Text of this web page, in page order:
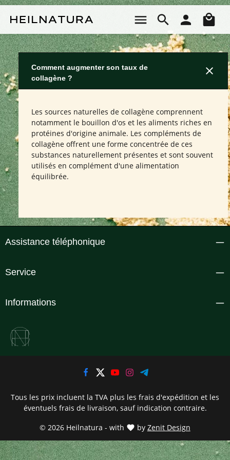
Comment augmenter son taux de
collagène ?
Les sources naturelles de collagène comprennent
notamment le bouillon d'os et les aliments riches en
protéines d'origine animale. Les compléments de
collagène offrent une forme concentrée de ces
substances naturellement présentes et sont souvent
utilisés en complément d'une alimentation
équilibrée.
Assistance téléphonique
Service
Informations
© 2026 Heilnatura - with by Zenit Design
Tous les prix incluent la TVA plus les frais d'expédition et les
éventuels frais de livraison, sauf indication contraire.